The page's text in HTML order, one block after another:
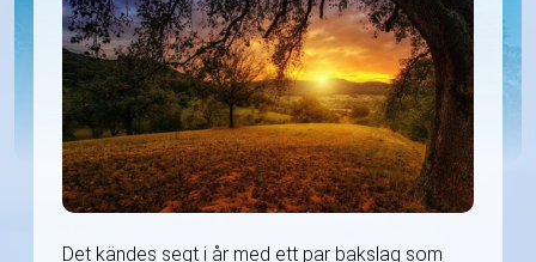
Det kändes segt i år med ett par bakslag som